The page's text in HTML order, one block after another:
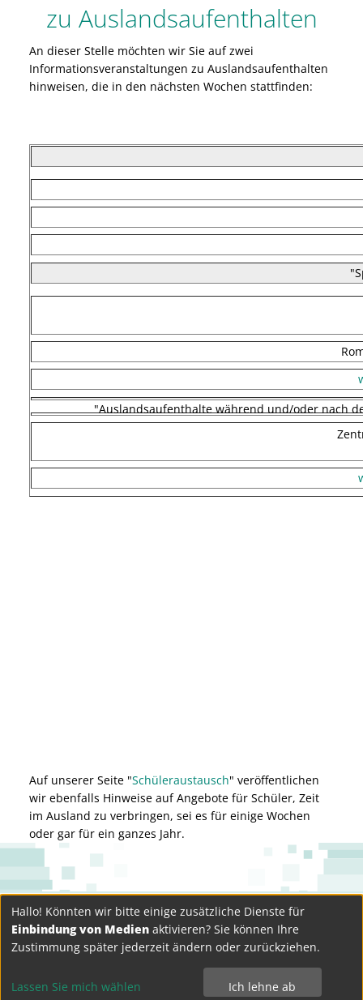
zu Auslandsaufenthalten
An dieser Stelle möchten wir Sie auf zwei
Informationsveranstaltungen zu Auslandsaufenthalten
hinweisen, die in den nächsten Wochen stattfinden:
"Auslandsaufenthalte während und/oder nach
Auf unserer Seite "Schüleraustausch" veröffentlichen
wir ebenfalls Hinweise auf Angebote für Schüler, Zeit
im Ausland zu verbringen, sei es für einige Wochen
oder gar für ein ganzes Jahr.
Hallo! Könnten wir bitte einige zusätzliche Dienste für
Einbindung von Medien aktivieren? Sie können Ihre
Zustimmung später jederzeit ändern oder zurückziehen.
Lassen Sie mich wählen Ich lehne ab